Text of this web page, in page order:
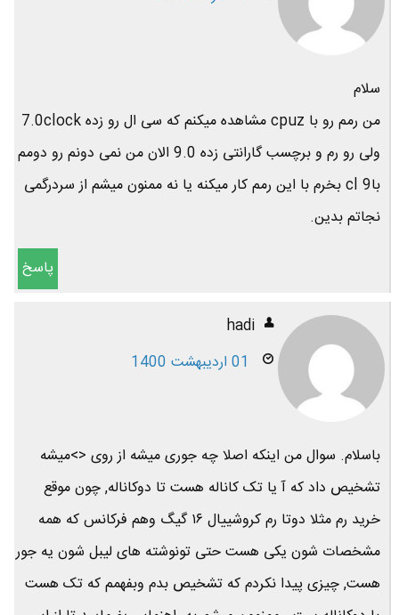
سلام
من رمم رو با cpuz مشاهده میکنم که سی ال رو زده 7.0clock
ولی رو رم و برچسب گارانتی زده 9.0 الان من نمی دونم رو دومم
باcl 9 بخرم با این رمم کار میکنه یا نه ممنون میشم از سردرگمی
نجاتم بدین.
پاسخ
hadi
01 اردیبهشت 1400
باسلام. سوال من اینکه اصلا چه جوری میشه از روی <>میشه
تشخیص داد که آ یا تک کاناله هست تا دوکاناله, چون موقع
خرید رم مثلا دوتا رم کروشییال ۱۶ گیگ وهم فرکانس که همه
مشخصات شون یکی هست حتی تونوشته های لیبل شون یه جور
هست, چیزی پیدا نکردم که تشخیص بدم وبفهمم که تک هست